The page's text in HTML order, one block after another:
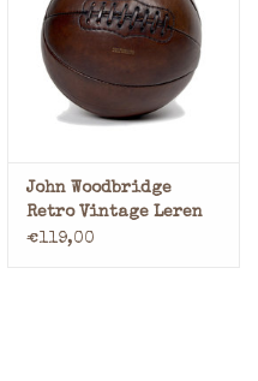
John Woodbridge
Retro Vintage Leren
Basketbal 1910
€119,00